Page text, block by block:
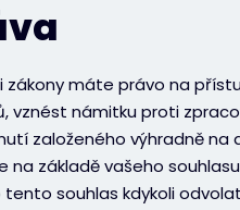
zákony máte právo na
vznést námitku proti
založeného výhradně na
na základě vašeho
souhlas kdykoli